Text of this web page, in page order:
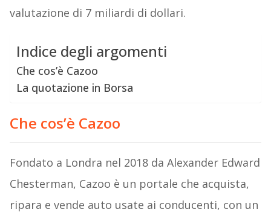
valutazione di 7 miliardi di dollari.
Indice degli argomenti
Che cos’è Cazoo
La quotazione in Borsa
Che cos’è Cazoo
Fondato a Londra nel 2018 da Alexander Edward
Chesterman, Cazoo è un portale che acquista,
ripara e vende auto usate ai conducenti, con un